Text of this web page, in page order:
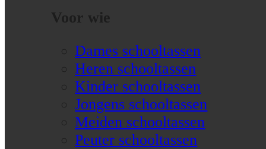
Voor wie
Dames schooltassen
Heren schooltassen
Kinder schooltassen
Jongens schooltassen
Meiden schooltassen
Peuter schooltassen